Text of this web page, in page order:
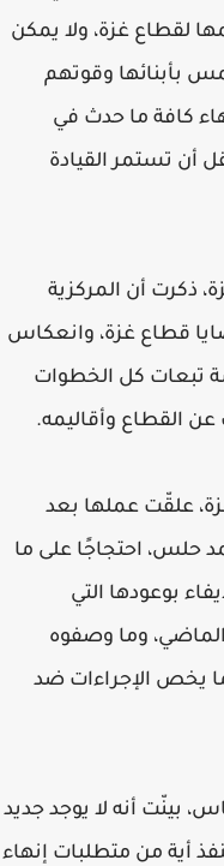
لقطاع غزة، ولا يمكن
بأبنائها وقوتهم
كافة ما حدث في
أن تستمر القيادة
ذكرت أن المركزية
قطاع غزة، وانعكاس
تبعات كل الخطوات
عن القطاع وأقاليمه.
علقّت عملها بعد
حلس، احتجاجًا على ما
بوعودها التي
الماضي، وما وصفوه
يخص الإجراءات ضد
بينّت أنه لا يوجد جديد
أية من متطلبات إنهاء